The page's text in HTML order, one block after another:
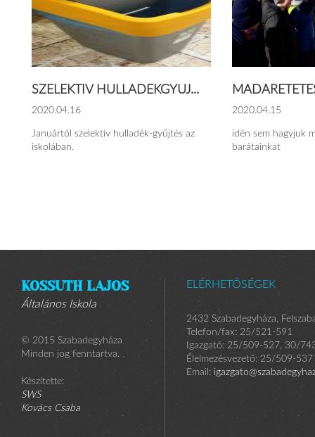
SZELEKTÍV HULLADÉKGYŰJ...
2020.04.16
Januártól szelektív hulladék-gyűjtés az
iskolában.
2020.04.15
idén sem hagyjuk
barátainkat
KOSSUTH LAJOS
Általános Iskola
© 2015 Szabadegyháza
Minden jog fenntartva.
Készítette:
SWS
Kovács Csaba
ELÉRHETŐSÉGEK
2432 Szabadegyháza,
Telefon/fax: 25/521-591
Igazgató: 25/509-527, 30/
Élelmezésvezető: 25/509-537
Email: